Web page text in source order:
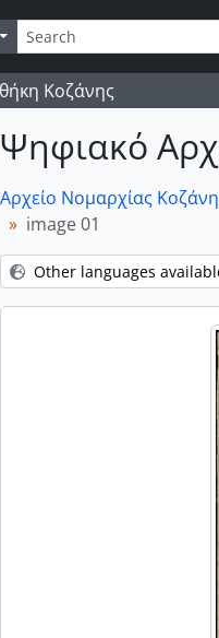
Search options
Κοζάνης
Ψηφιακό
Αρχείο Νομαρχίας
image 01
Other languages